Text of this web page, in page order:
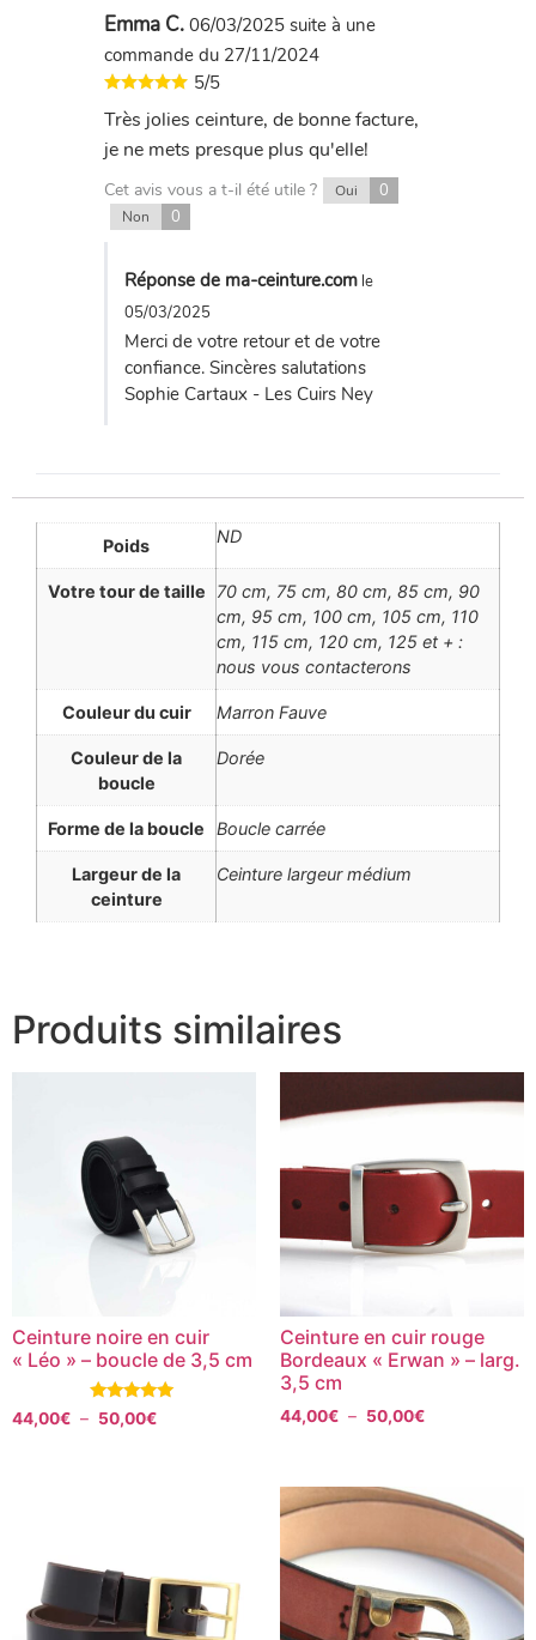
Emma C. 06/03/2025 suite à une
commande du 27/11/2024
5/5
Très jolies ceinture, de bonne facture,
je ne mets presque plus qu'elle!
Cet avis vous a t-il été utile ? Oui 0
Non 0
Réponse de ma-ceinture.comle
05/03/2025
Merci de votre retour et de votre
confiance. Sincères salutations
Sophie Cartaux - Les Cuirs Ney
Poids ND
Votre tour de taille
70 cm, 75 cm, 80 cm, 85 cm, 90
cm, 95 cm, 100 cm, 105 cm, 110
cm, 115 cm, 120 cm, 125 et + :
nous vous contacterons
Couleur du cuir Marron Fauve
Couleur de la
boucle
Dorée
Forme de la boucle Boucle carrée
Largeur de la
ceinture
Ceinture largeur médium
Produits similaires
Ceinture noire en cuir
« Léo » – boucle de 3,5 cm
Note
5.00
44,00€ – 50,00€
Ceinture en cuir rouge
Bordeaux « Erwan » – larg.
3,5 cm
44,00€ – 50,00€